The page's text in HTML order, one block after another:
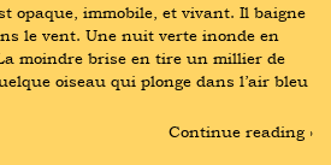
opaque, immobile, et vivant. Il baigne
le vent. Une nuit verte inonde en
moindre brise en tire un millier de
oiseau qui plonge dans l’air bleu
Continue reading ›